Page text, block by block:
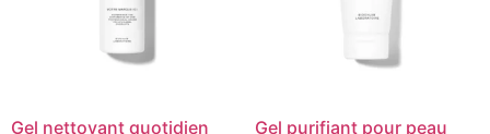
Gel nettoyant quotidien
Gel purifiant pour peau